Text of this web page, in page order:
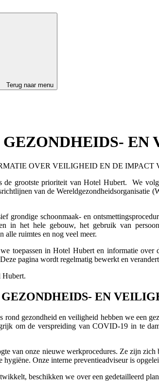
Terug naar menu
GEZONDHEIDS- EN
OVER VEILIGHEID EN DE IMPACT
de grootste prioriteit van Hotel Hubert. We
van de
grondige schoonmaak- en
in het hele gebouw, het gebruik van
alle ruimtes en nog veel meer.
toepassen in Hotel Hubert en informatie
pagina wordt regelmatig bewerkt en
Hubert.
GEZONDHEIDS- EN
rond gezondheid en veiligheid hebben we een
om de verspreiding van COVID-19 in te
van onze nieuwe werkprocedures. Ze zijn
Onze interne preventieadviseur is
beschikken we over een gedetailleerd